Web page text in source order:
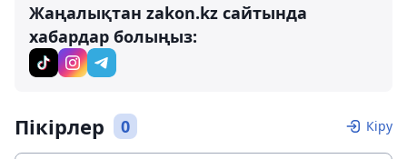
Жаңалықтан zakon.kz сайтында
хабардар болыңыз:
Пікірлер 0 Кіру